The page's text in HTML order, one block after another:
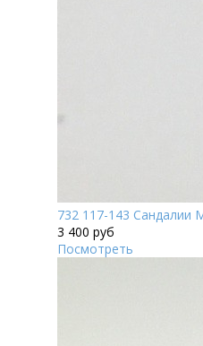
732 117-143 Сандалии
3 400 руб
Посмотреть